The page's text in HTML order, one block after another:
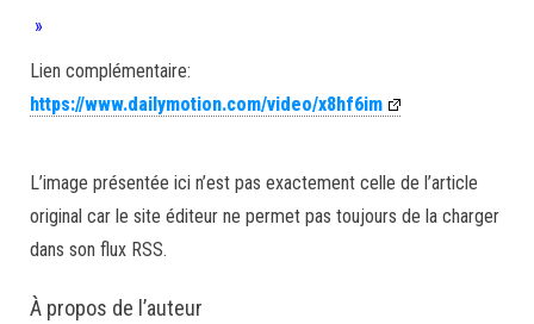
»
Lien complémentaire:
https://www.dailymotion.com/video/x8hf6im
L’image présentée ici n’est pas exactement celle de l’article
original car le site éditeur ne permet pas toujours de la charger
dans son flux RSS.
À propos de l’auteur